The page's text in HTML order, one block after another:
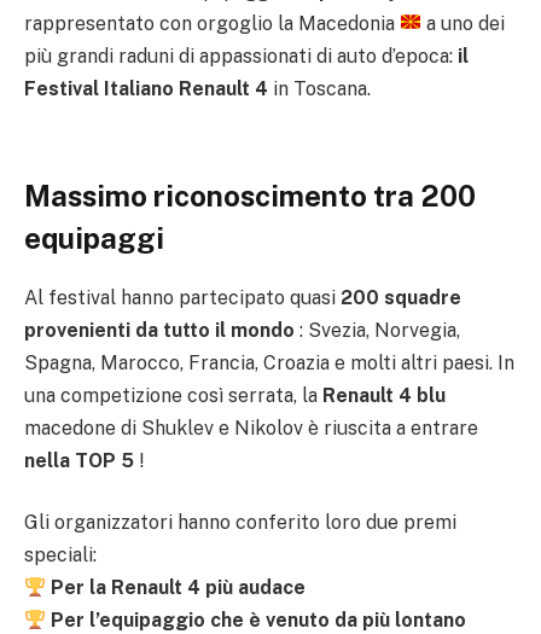
rappresentato con orgoglio la Macedonia
a uno dei
più grandi raduni di appassionati di auto d’epoca: il
Festival Italiano Renault 4 in Toscana.
Massimo riconoscimento tra 200
equipaggi
Al festival hanno partecipato quasi 200 squadre
provenienti da tutto il mondo : Svezia, Norvegia,
Spagna, Marocco, Francia, Croazia e molti altri paesi. In
una competizione così serrata, la Renault 4 blu
macedone di Shuklev e Nikolov è riuscita a entrare
nella TOP 5 !
Gli organizzatori hanno conferito loro due premi
speciali:
Per la Renault 4 più audace
Per l’equipaggio che è venuto da più lontano